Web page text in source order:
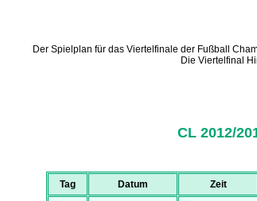
Der Spielplan für das Viertelfinale der Fußball
Die Viertelfinal
CL 2012/
Tag Datum Zeit